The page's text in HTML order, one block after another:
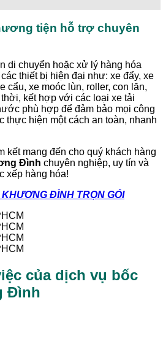
tiện hỗ trợ chuyên
di chuyển hoặc xử lý hàng hóa
thiết bị hiện đại như: xe đẩy, xe
cẩu, xe moóc lùn, roller, con lăn,
kết hợp với các loại xe tải
phù hợp để đảm bảo mọi công
thực hiện một cách an toàn, nhanh
kết mang đến cho quý khách hàng
Đình chuyên nghiệp, uy tín và
xếp hàng hóa!
ĐÌNH TRỌN GÓI
của dịch vụ bốc
Đình